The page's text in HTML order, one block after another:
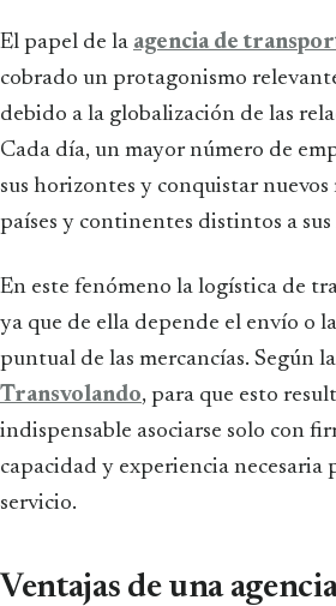
El papel de la agencia de
cobrado un protagonismo
debido a la globalización de las
Cada día, un mayor número de
sus horizontes y conquistar nuevos
países y continentes distintos a
En este fenómeno la logística de
ya que de ella depende el envío o
puntual de las mercancías. Según
Transvolando, para que esto
indispensable asociarse solo con
capacidad y experiencia necesaria
servicio.
Ventajas de una